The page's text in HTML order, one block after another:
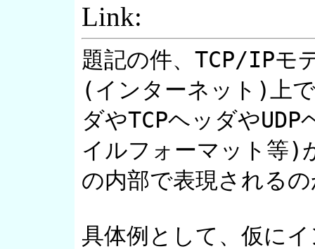
Link:
題記の件、TCP/IPモ
(インターネット)上
ダやTCPヘッダや
イルフォーマット等)
の内部で表現される
具体例として、仮に